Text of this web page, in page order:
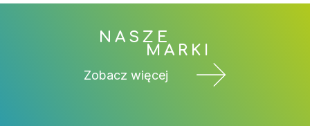
NASZE
MARKI
Zobacz więcej